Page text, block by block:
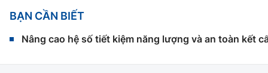
BẠN CẦN BIẾT
Nâng cao hệ số tiết kiệm năng lượng và an toàn kết